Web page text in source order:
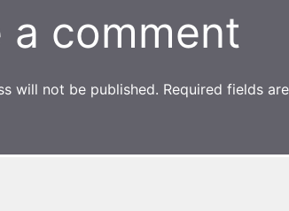
a comment
will not be published. Required fields